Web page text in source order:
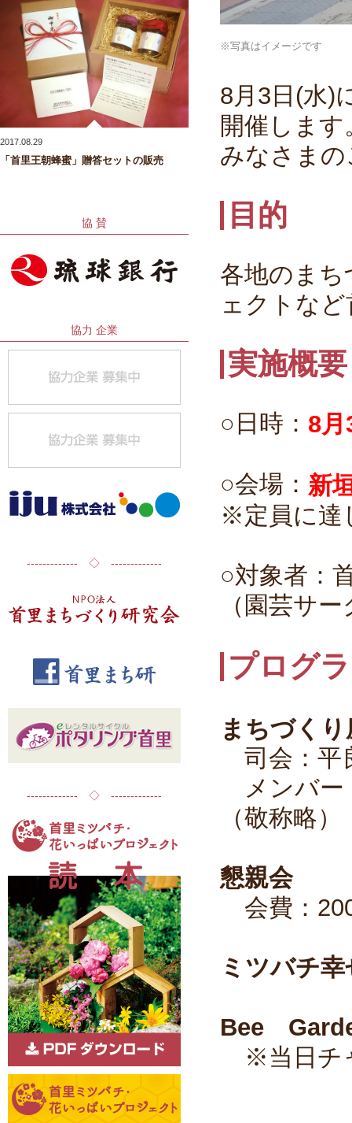
※写真はイメージです
8月3日(水)
開催します
みなさま
目的
各地のま
ェクトな
実施概要
○日時： 8月
○会場： 新
※定員に達
○対象者：
（園芸サ
プログ
まちづく
司会：平
メンバー
（敬称略）
懇親会
会費：
ミツバチ
Bee
※当日チ
2017.08.29
「首里王朝蜂蜜」贈答セットの販売
協 賛
協力 企業
------------- ◇ -------------
------------- ◇ -------------